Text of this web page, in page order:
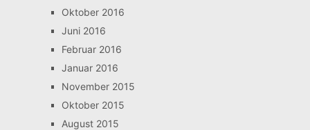
Oktober 2016
Juni 2016
Februar 2016
Januar 2016
November 2015
Oktober 2015
August 2015